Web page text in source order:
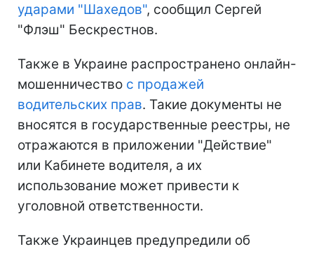
ударами "Шахедов", сообщил Сергей
"Флэш" Бескрестнов.
Также в Украине распространено онлайн-
мошенничество с продажей
водительских прав. Такие документы не
вносятся в государственные реестры, не
отражаются в приложении "Действие"
или Кабинете водителя, а их
использование может привести к
уголовной ответственности.
Также Украинцев предупредили об